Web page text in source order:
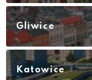
Gliwice
Katowice